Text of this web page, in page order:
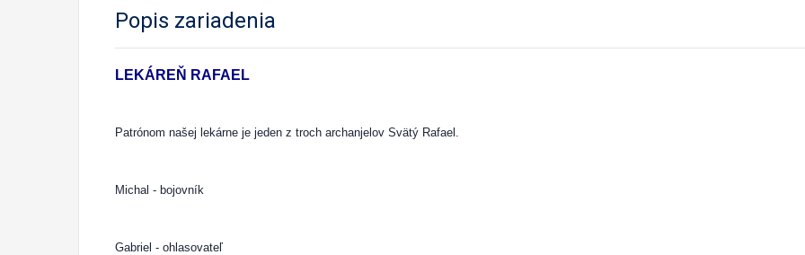
Popis zariadenia
LEKÁREŇ RAFAEL
Patrónom našej lekárne je jeden z troch archanjelov Svätý Rafael.
Michal - bojovník
Gabriel - ohlasovateľ